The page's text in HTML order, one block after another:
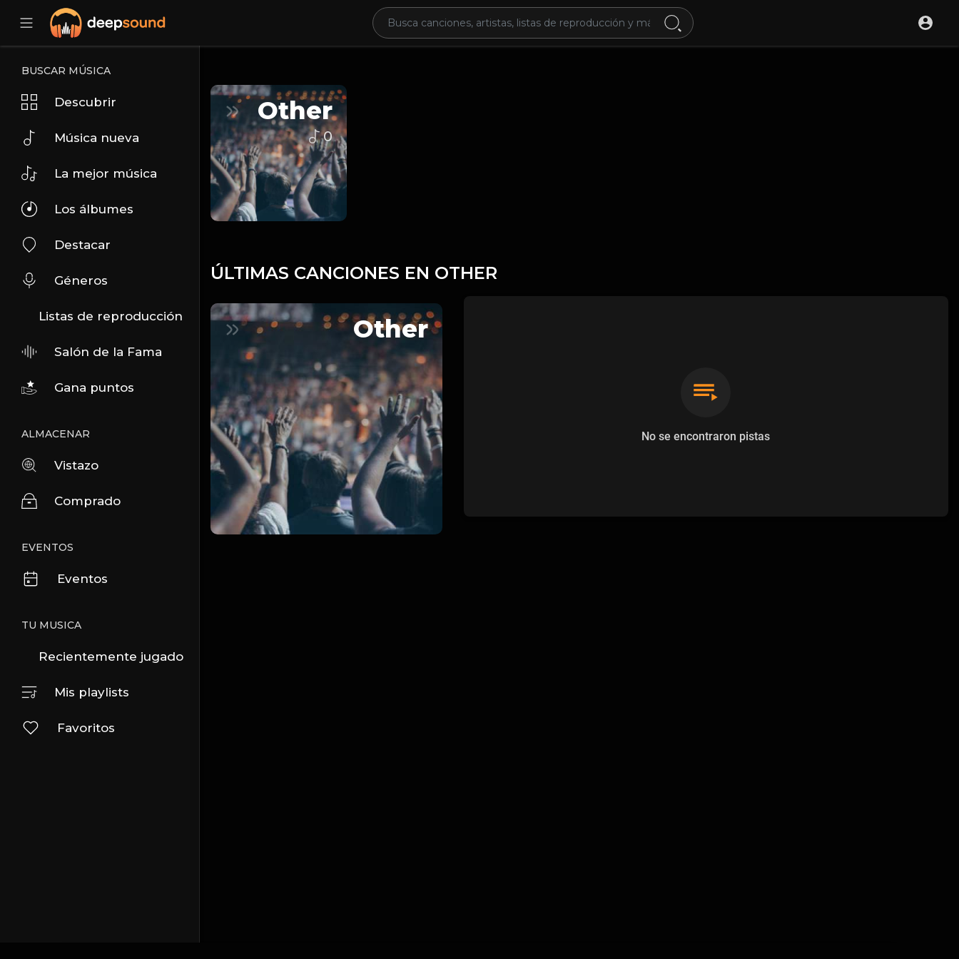
BUSCAR MÚSICA
Descubrir
Música nueva
La mejor música
Los álbumes
Destacar
Géneros
Listas de reproducción
Salón de la Fama
Gana puntos
ALMACENAR
Vistazo
Comprado
EVENTOS
Eventos
TU MUSICA
Recientemente jugado
Mis playlists
Favoritos
Other
0
ÚLTIMAS CANCIONES EN OTHER
Other
No se encontraron pistas